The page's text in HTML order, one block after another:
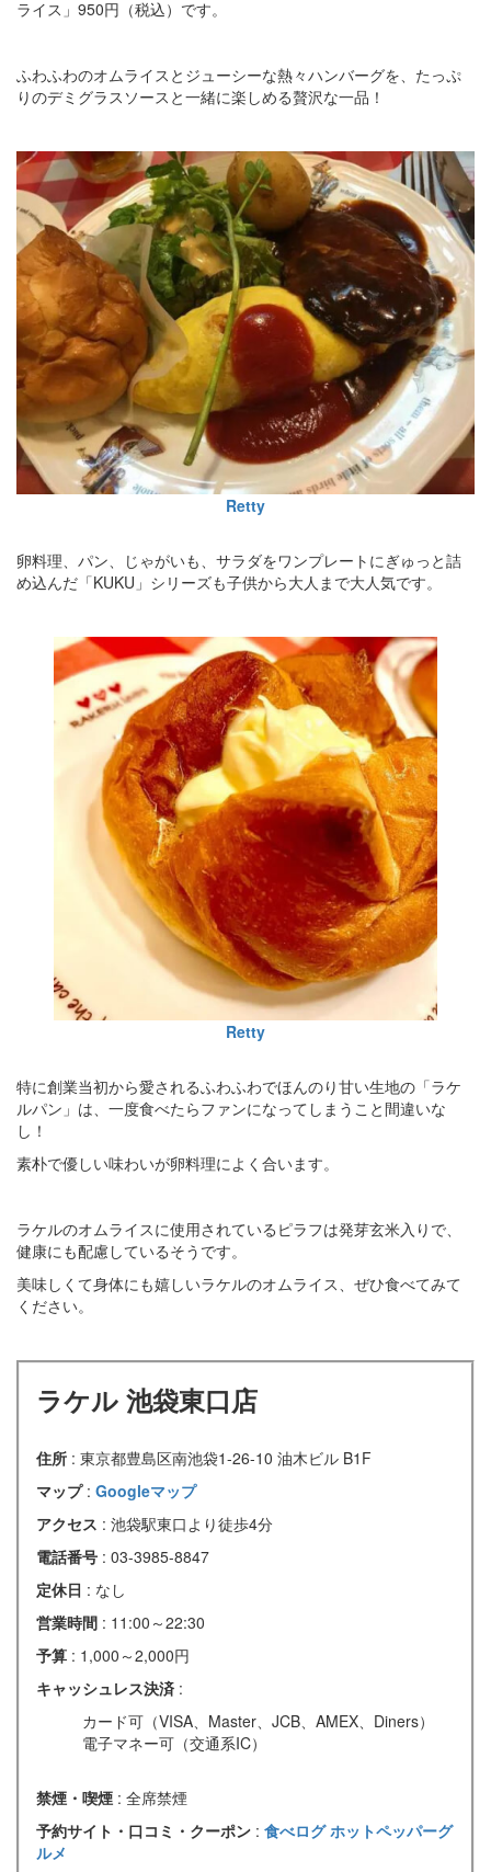
ライス」950円（税込）です。
ふわふわのオムライスとジューシーな熱々ハンバーグを、たっぷ
りのデミグラスソースと一緒に楽しめる贅沢な一品！
Retty
卵料理、パン、じゃがいも、サラダをワンプレートにぎゅっと詰
め込んだ「KUKU」シリーズも子供から大人まで大人気です。
Retty
特に創業当初から愛されるふわふわでほんのり甘い生地の「ラケ
ルパン」は、一度食べたらファンになってしまうこと間違いな
し！
素朴で優しい味わいが卵料理によく合います。
ラケルのオムライスに使用されているピラフは発芽玄米入りで、
健康にも配慮しているそうです。
美味しくて身体にも嬉しいラケルのオムライス、ぜひ食べてみて
ください。
ラケル 池袋東口店
住所 : 東京都豊島区南池袋1-26-10 油木ビル B1F
マップ : Googleマップ
アクセス : 池袋駅東口より徒歩4分
電話番号 : 03-3985-8847
定休日 : なし
営業時間 : 11:00～22:30
予算 : 1,000～2,000円
キャッシュレス決済 :
カード可（VISA、Master、JCB、AMEX、Diners）
電子マネー可（交通系IC）
禁煙・喫煙 : 全席禁煙
予約サイト・口コミ・クーポン : 食べログホットペッパーグ
ルメ